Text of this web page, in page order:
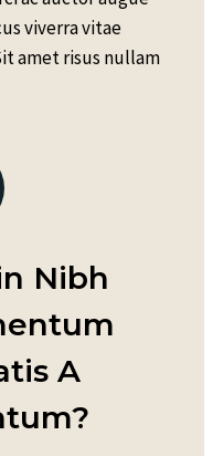
viverra vitae
amet risus nullam
Nibh
A